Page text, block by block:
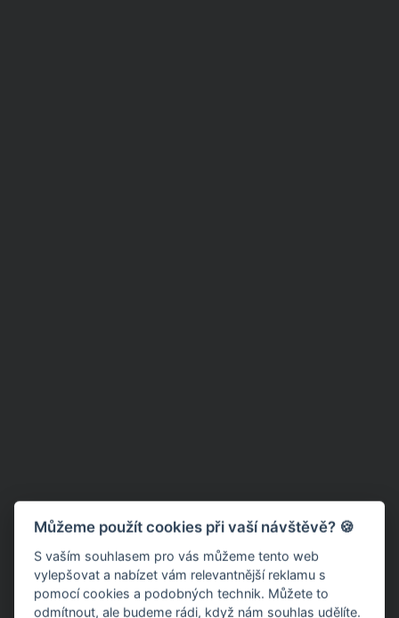
Můžeme použít cookies při vaší návštěvě? 🍪
S vaším souhlasem pro vás můžeme tento web
vylepšovat a nabízet vám relevantnější reklamu s
pomocí cookies a podobných technik. Můžete to
odmítnout, ale budeme rádi, když nám souhlas udělíte.